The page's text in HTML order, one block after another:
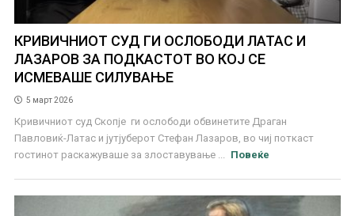
КРИВИЧНИОТ СУД ГИ ОСЛОБОДИ ЛАТАС И
ЛАЗАРОВ ЗА ПОДКАСТОТ ВО КОЈ СЕ
ИСМЕВАШЕ СИЛУВАЊЕ
5 март 2026
​Кривичниот суд Скопје ги ослободи обвинетите Драган
Павловиќ-Латас и јутјуберот Стефан Лазаров, во чиј поткаст
гостинот раскажуваше за злоставување ...
Повеќе